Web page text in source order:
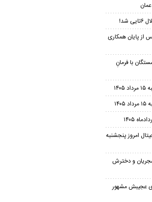
از پایان همکاری
با فرمانِ
امروز پنجشنبه
و دخترش
عجیبش مشهور